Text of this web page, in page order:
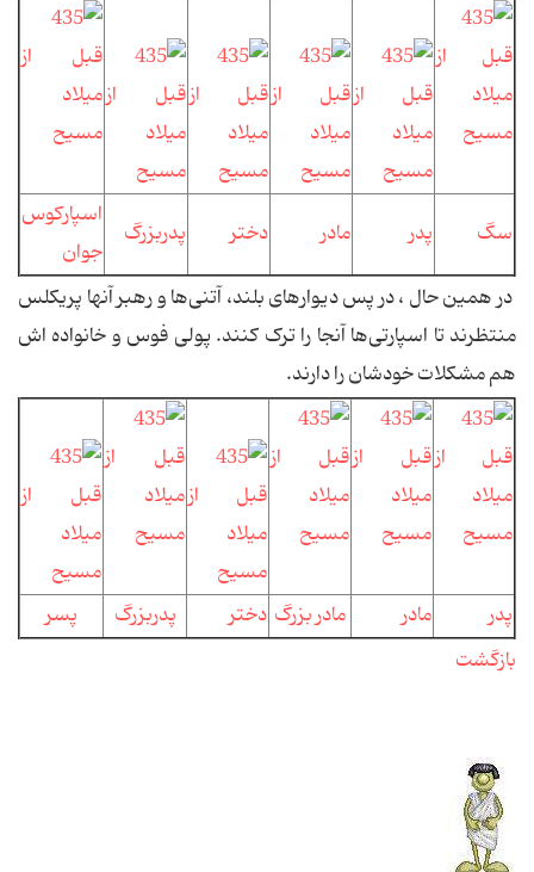
سگ پدر مادر دختر پدربزرگ
اسپارکوس
جوان
در همین حال ، در پس دیوارهای بلند، آتنی‌ها و رهبر آنها پریکلس
منتظرند تا اسپارتی‌ها آنجا را ترک کنند. پولی فوس و خانواده اش
هم مشکلات خودشان را دارند.
پدر مادر مادر بزرگ دختر پدربزرگ
پسر
بازگشت